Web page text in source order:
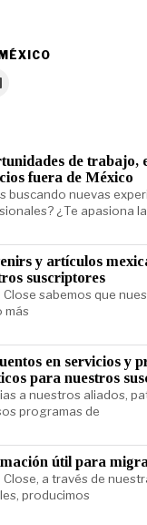
de trabajo,
fuera de México
buscando nuevas
¿Te apasiona la
y artículos
suscriptores
Close sabemos que
más
en servicios y
para nuestros
a nuestros aliados,
programas de
útil para
Close, a través de
producimos